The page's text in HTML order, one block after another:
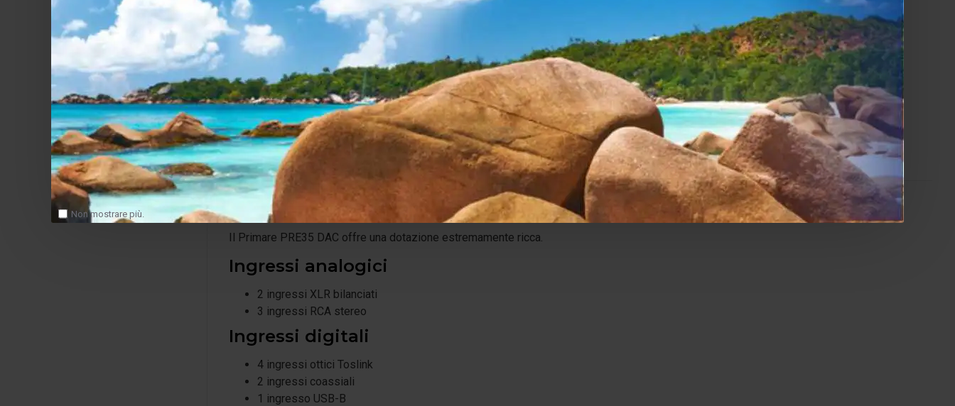
Non mostrare più.
Nel PRE35 DAC lo stadio di alimentazione è completamente separato dalla sezione audio, riducendo al minimo interferenze elettriche e
rumore di fondo.
La componentistica selezionata e la progettazione bilanciata contribuiscono a ottenere:
maggiore dinamica
bassissimo rumore
eccellente separazione tra i canali
elevata trasparenza
stabilità operativa nel tempo
Connettività completa
Il Primare PRE35 DAC offre una dotazione estremamente ricca.
Ingressi analogici
2 ingressi XLR bilanciati
3 ingressi RCA stereo
Ingressi digitali
4 ingressi ottici Toslink
2 ingressi coassiali
1 ingresso USB-B